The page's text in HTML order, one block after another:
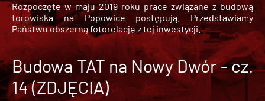
Rozpoczęte w maju 2019 roku prace związane z budową
torowiska na Popowice
postępują. Przedstawiamy
Państwu obszerną fotorelację z tej inwestycji.
Budowa TAT na Nowy Dwór - cz.
14 (ZDJĘCIA)